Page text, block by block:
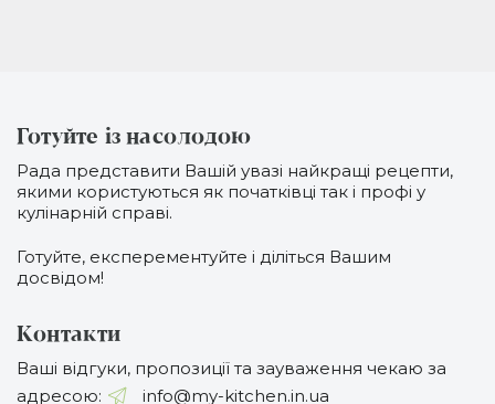
Готуйте із насолодою
Рада представити Вашій увазі найкращі рецепти,
якими користуються як початківці так і профі у
кулінарній справі.
Готуйте, експерементуйте і діліться Вашим
досвідом!
Контакти
Ваші відгуки, пропозиції та зауваження чекаю за
адресою:
info@my-kitchen.in.ua